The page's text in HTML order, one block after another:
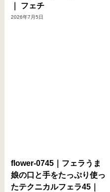
｜ フェチ
2026年7月5日
flower-0745｜フェラうま
娘の口と手をたっぷり使っ
たテクニカルフェラ45｜